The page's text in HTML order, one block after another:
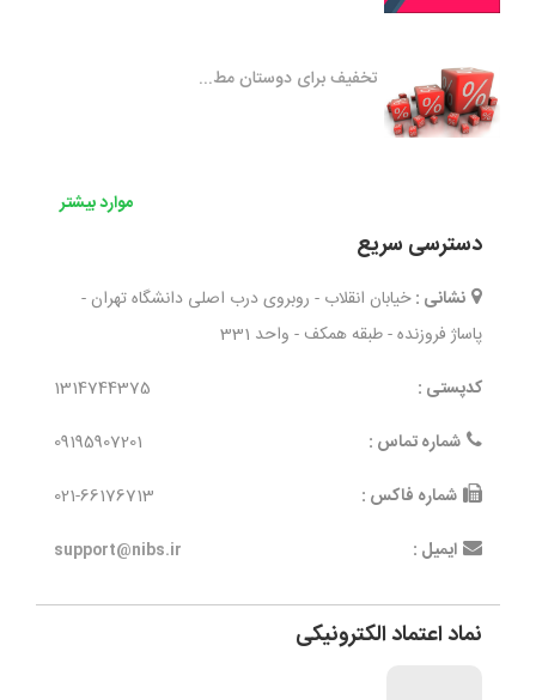
تخفیف برای دوستان مط...
موارد بیشتر
دسترسی سریع
نشانی : خیابان انقلاب - روبروی درب اصلی دانشگاه تهران -
پاساژ فروزنده - طبقه همکف - واحد 331
کدپستی :
1314744375
شماره تماس :
09195907201
شماره فاکس :
021-66176713
ایمیل :
support@nibs.ir
نماد اعتماد الکترونیکی